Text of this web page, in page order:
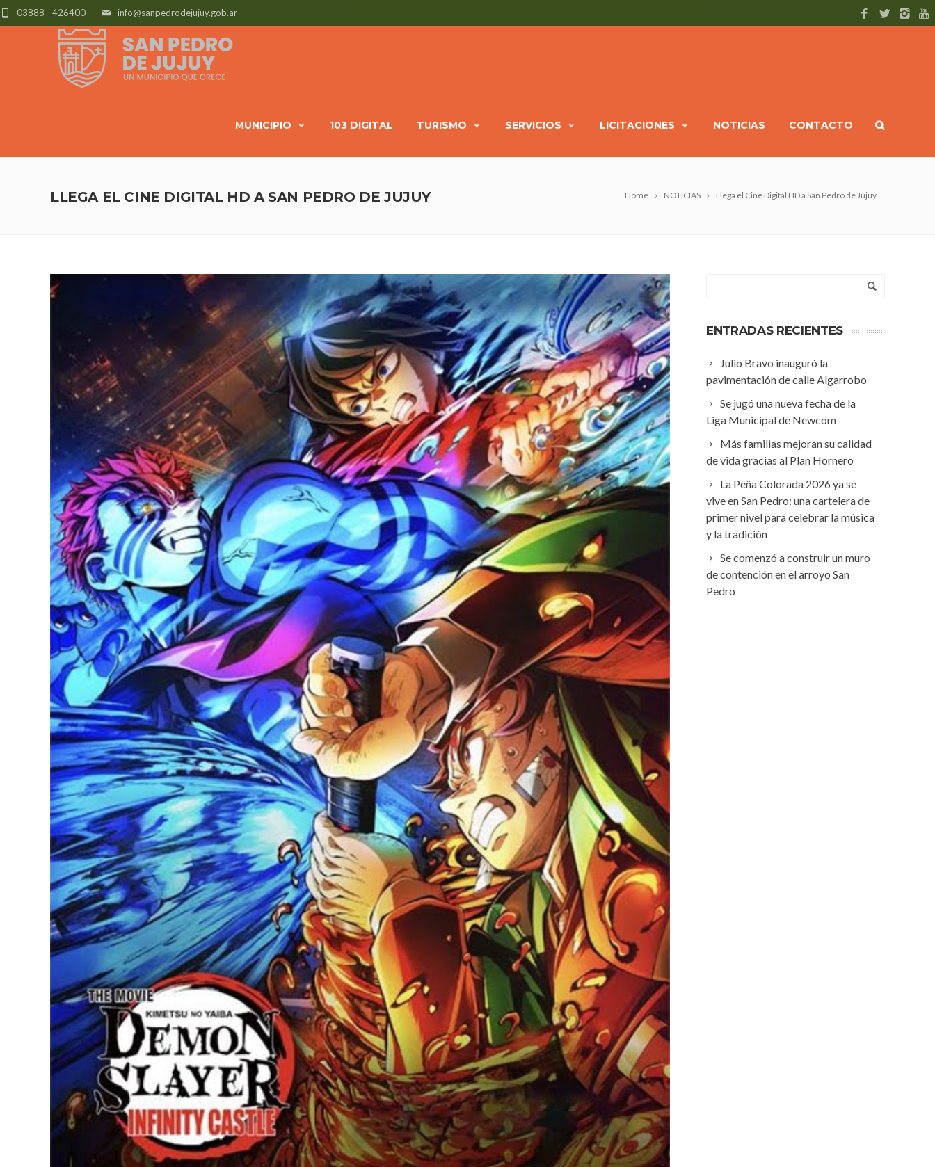
info@sanpedrodejujuy.gob.ar
03888 - 426400
MUNICIPIO 103 DIGITAL TURISMO SERVICIOS LICITACIONES NOTICIAS CONTACTO
Home NOTICIAS Llega el Cine Digital HD a San Pedro de Jujuy
LLEGA EL CINE DIGITAL HD A SAN PEDRO DE JUJUY
ENTRADAS RECIENTES
Julio Bravo inauguró la
pavimentación de calle Algarrobo
Se jugó una nueva fecha de la
Liga Municipal de Newcom
Más familias mejoran su calidad
de vida gracias al Plan Hornero
La Peña Colorada 2026 ya se
vive en San Pedro: una cartelera de
primer nivel para celebrar la música
y la tradición
Se comenzó a construir un muro
de contención en el arroyo San
Pedro